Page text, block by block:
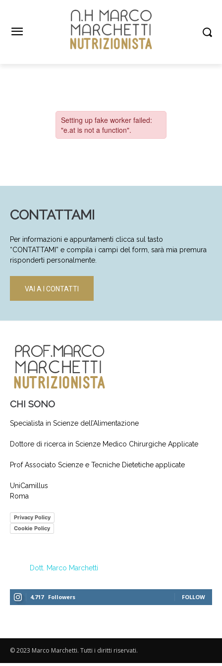
CONTATTAMI
Per informazioni e appuntamenti clicca sul tasto
“CONTATTAMI” e compila i campi del form, sarà mia premura
risponderti personalmente.
VAI A I CONTATTI
CHI SONO
Specialista in Scienze dell’Alimentazione
Dottore di ricerca in Scienze Medico Chirurgiche Applicate
Prof Associato Scienze e Tecniche Dietetiche applicate
UniCamillus
Roma
Privacy Policy
Cookie Policy
Dott. Marco Marchetti
4,717 Followers FOLLOW
© 2023 Marco Marchetti. Tutti i diritti riservati.